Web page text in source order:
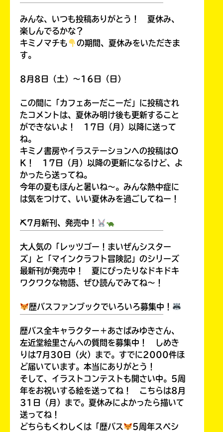
みんな、いつも投稿ありがとう！ 夏休み、
楽しんでるかな？
キミノマチも
の期間、夏休みをいただきま
す。
8月8日（土）～16日（日）
この間に「カフェあーだこーだ」に投稿され
たコメントは、夏休み明け後も更新すること
ができないよ！ 17日（月）以降に送って
ね。
キミノ書房やイラステーションへの投稿はO
K！ 17日（月）以降の更新になるけど、よ
かったら送ってね。
今年の夏もほんと暑いね～。みんな熱中症に
は気をつけて、いい夏休みを過ごしてねー！
⛏7月新刊、発売中！
大人気の「レッツゴー！まいぜんシスター
ズ」と「マインクラフト冒険記」のシリーズ
最新刊が発売中！ 夏にぴったりなドキドキ
ワクワクな物語、ぜひ読んでみてね～！
歴バスファンブックでいろいろ募集中！
歴バス全キャラクター＋あさばみゆきさん、
左近堂絵里さんへの質問を募集中！ しめき
りは7月30日（火）まで。すでに2000件ほ
ど届いています。本当にありがとう！
そして、イラストコンテストも開さい中。5周
年をお祝いする絵を送ってね！ こちらは8月
31日（月）まで。夏休みによかったら描いて
送ってね！
どちらもくわしくは「歴バス
5周年スペシ